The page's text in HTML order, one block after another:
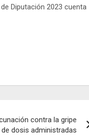
Diputación 2023 cuenta
contra la gripe
dosis administradas